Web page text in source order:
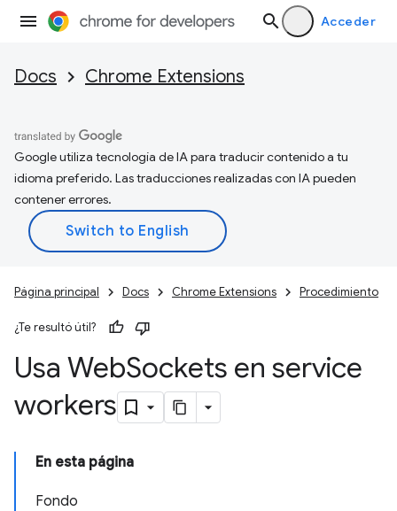
Acceder
Docs Chrome Extensions
Google utiliza tecnología de IA para traducir contenido a tu
idioma preferido. Las traducciones realizadas con IA pueden
contener errores.
Página principal Docs Chrome Extensions Procedimiento
¿Te resultó útil?
Usa WebSockets en service
workers
En esta página
Fondo